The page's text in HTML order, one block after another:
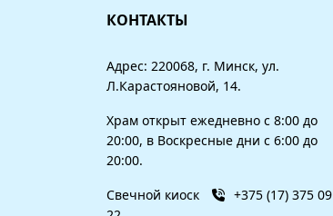
КОНТАКТЫ
Адрес: 220068, г. Минск, ул.
Л.Карастояновой, 14.
Храм открыт ежедневно с 8:00 до
20:00, в Воскресные дни с 6:00 до
20:00.
Свечной киоск
+375 (17) 375 09